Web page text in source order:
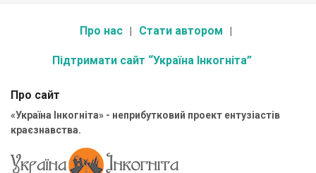
Про нас Стати автором
Підтримати сайт “Україна Інкогніта”
Про сайт
«Україна Інкогніта» - неприбутковий проект ентузіастів
краєзнавства.